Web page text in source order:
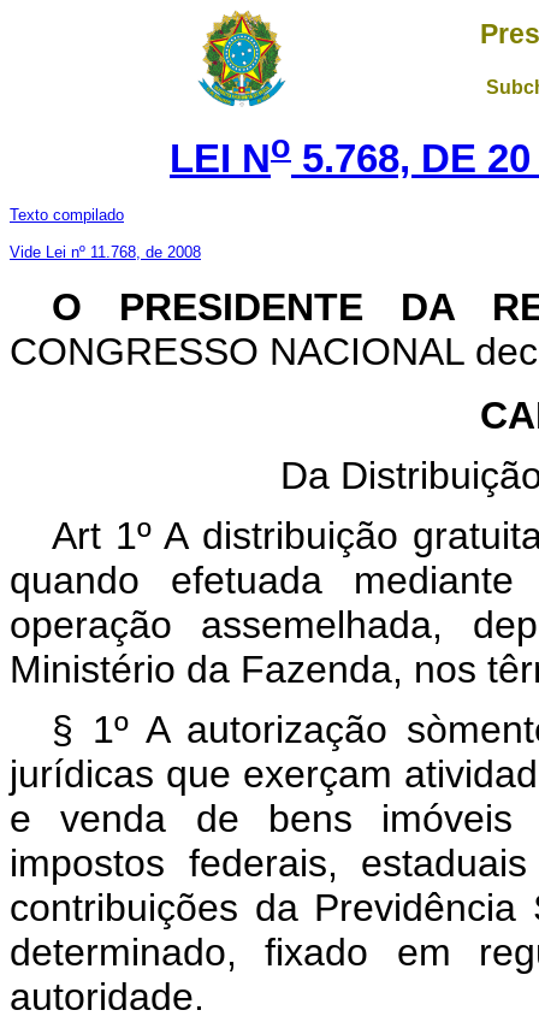
LEI No 5.768, DE
Texto compilado
Vide Lei nº 11.768, de 2008
O PRESIDENTE DA
CONGRESSO NACIONAL
Da
Art 1º A distribuição
quando efetuada
operação assemelhada,
Ministério da Fazenda, nos
§ 1º A autorização
jurídicas que exerçam
e venda de bens imóveis
impostos federais,
contribuições da
determinado, fixado em
autoridade.